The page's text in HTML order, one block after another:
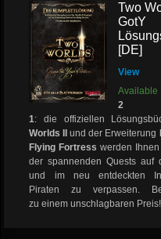
Two
GotY
[DE]
View
Available
2
1: die offiziellen
Worlds II
und der Erweiterung
Flying Fortress werden
der spannenden Quests auf
und im neu entdeckten
Piraten zu verpassen.
zu einem unschlagbaren Preis!